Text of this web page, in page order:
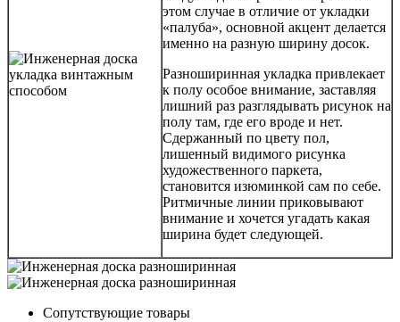
этом случае в отличие от укладки
«палуба», основной акцент делается
именно на разную ширину досок.
Разноширинная укладка привлекает
к полу особое внимание, заставляя
лишний раз разглядывать рисунок на
полу там, где его вроде и нет.
Сдержанный по цвету пол,
лишенный видимого рисунка
художественного паркета,
становится изюминкой сам по себе.
Ритмичные линии приковывают
внимание и хочется угадать какая
ширина будет следующей.
Сопутствующие товары